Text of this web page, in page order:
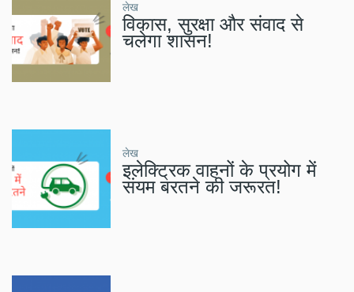
लेख
विकास, सुरक्षा और संवाद से
चलेगा शासन!
लेख
इलेक्ट्रिक वाहनों के प्रयोग में
संयम बरतने की जरूरत!